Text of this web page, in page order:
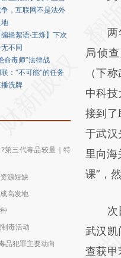
，互联网不是法外
地
编辑絮语·王烁】下次
不同
命毒师”法律战
联：“不可能”的任务
洗牌
第三代毒品较量｜特
源短缺
高发地
毒活动
品犯罪主要动向
而成，
财新
比对和
两年
局侦
（下
中科
接到了
于武汉
里向海
课”，
次日
武汉凯
查获甲